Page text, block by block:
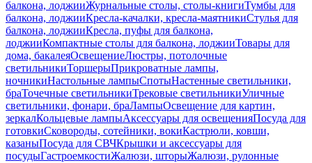
балкона, лоджииЖурнальные столы, столы-книгиТумбы для
балкона, лоджииКресла-качалки, кресла-маятникиСтулья для
балкона, лоджииКресла, пуфы для балкона,
лоджииКомпактные столы для балкона, лоджииТовары для
дома, бакалеяОсвещениеЛюстры, потолочные
светильникиТоршерыПрикроватные лампы,
ночникиНастольные лампыСпотыНастенные светильники,
браТочечные светильникиТрековые светильникиУличные
светильники, фонари, браЛампыОсвещение для картин,
зеркалКольцевые лампыАксессуары для освещенияПосуда для
готовкиСковороды, сотейники, вокиКастрюли, ковши,
казаныПосуда для СВЧКрышки и аксессуары для
посудыГастроемкостиЖалюзи, шторыЖалюзи, рулонные